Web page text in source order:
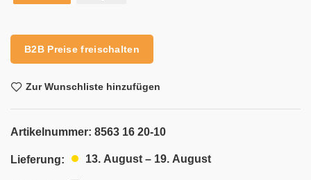
B2B Preise freischalten
Zur Wunschliste hinzufügen
Artikelnummer: 8563 16 20-10
Lieferung: 13. August – 19. August